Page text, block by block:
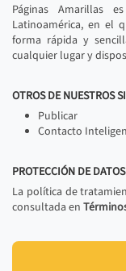
Páginas Amarillas
Latinoamérica, en el
forma rápida y
cualquier lugar y
OTROS DE NUESTROS
Publicar
Contacto
PROTECCIÓN DE
La política de
consultada en